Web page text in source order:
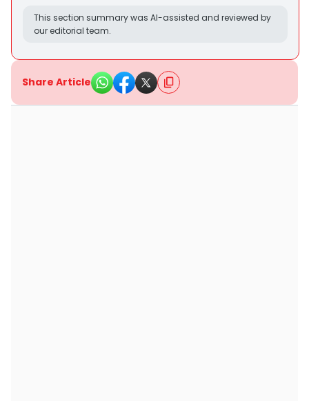
This section summary was AI-assisted and reviewed by
our editorial team.
Share Article